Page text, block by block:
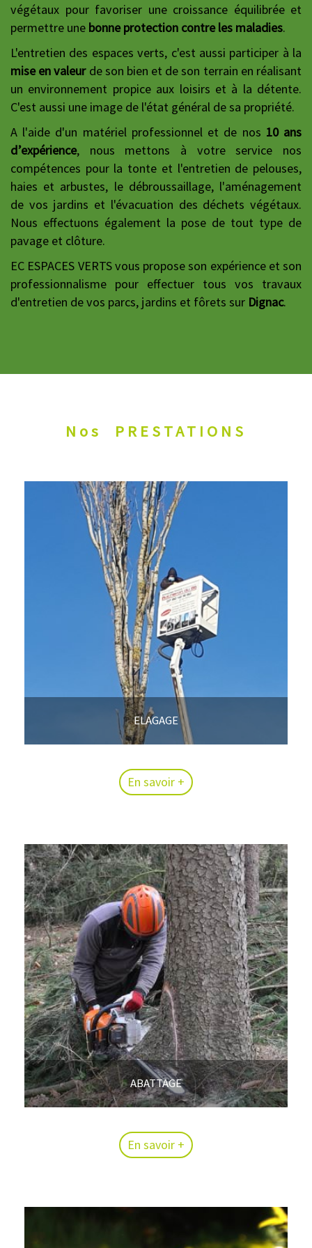
végétaux pour favoriser une croissance équilibrée et
permettre une bonne protection contre les maladies.
L'entretien des espaces verts, c'est aussi participer à la
mise en valeurde son bien et de son terrain en réalisant
un environnement propice aux loisirs et à la détente.
C'est aussi une image de l'état général de sa propriété.
A l'aide d'un matériel professionnel et de nos 10 ans
d’expérience, nous mettons à votre service nos
compétences pour la tonte et l'entretien de pelouses,
haies et arbustes, le débroussaillage, l'aménagement
de vos jardins et l'évacuation des déchets végétaux.
Nous effectuons également la pose de tout type de
pavage et clôture.
EC ESPACES VERTS vous propose son expérience et son
professionnalisme pour effectuer tous vos travaux
d'entretien de vos parcs, jardins et fôrets sur Dignac.
Nos PRESTATIONS
ELAGAGE
En savoir +
ABATTAGE
En savoir +